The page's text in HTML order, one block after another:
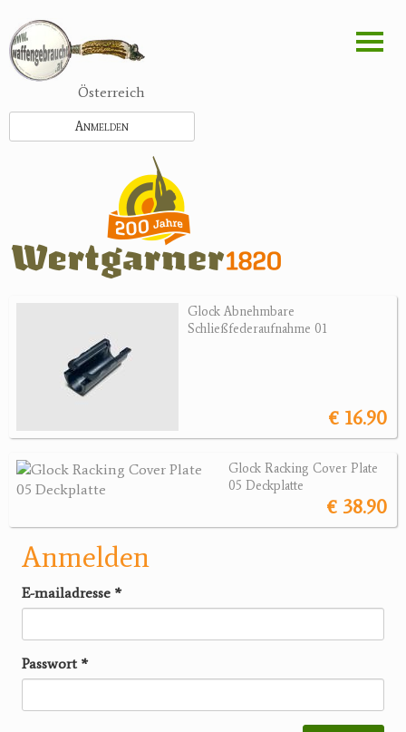
zum
Inhalt
Österreich
Anmelden
Glock Abnehmbare
Schließfederaufnahme 01
€ 16.90
Glock Racking Cover Plate
05 Deckplatte
€ 38.90
Anmelden
E-mailadresse *
Passwort *